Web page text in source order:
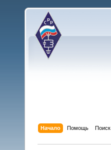
Начало Помощь Поиск